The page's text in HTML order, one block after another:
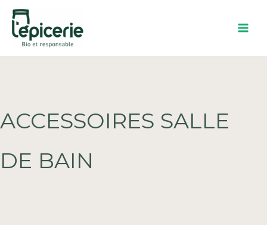
Aller
contenu
ACCESSOIRES SALLE
DE BAIN